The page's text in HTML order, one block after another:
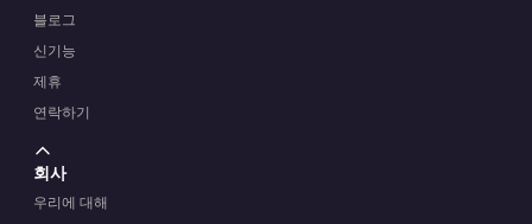
블로그
신기능
제휴
연락하기
회사
우리에 대해